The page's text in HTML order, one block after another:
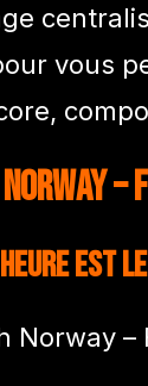
vous
–
est
Norway